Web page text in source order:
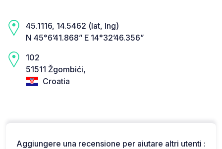
45.1116, 14.5462 (lat, lng)
N 45°6’41.868” E 14°32’46.356”
102
51511 Žgombići,
Croatia
Aggiungere una recensione per aiutare altri utenti :